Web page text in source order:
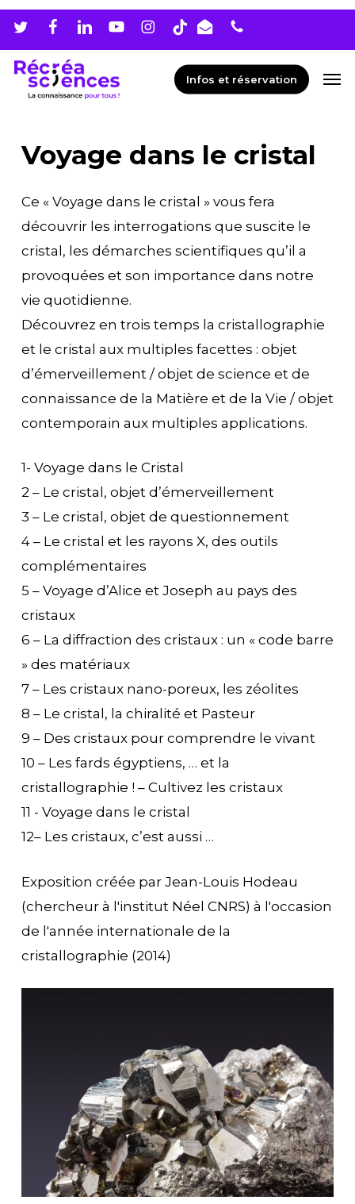
Skip
main
content
Infos et réservation
Voyage dans le cristal
Ce « Voyage dans le cristal » vous fera
découvrir les interrogations que suscite le
cristal, les démarches scientifiques qu’il a
provoquées et son importance dans notre
vie quotidienne.
Découvrez en trois temps la cristallographie
et le cristal aux multiples facettes : objet
d’émerveillement / objet de science et de
connaissance de la Matière et de la Vie / objet
contemporain aux multiples applications.
1- Voyage dans le Cristal
2 – Le cristal, objet d’émerveillement
3 – Le cristal, objet de questionnement
4 – Le cristal et les rayons X, des outils
complémentaires
5 – Voyage d’Alice et Joseph au pays des
cristaux
6 – La diffraction des cristaux : un « code barre
» des matériaux
7 – Les cristaux nano-poreux, les zéolites
8 – Le cristal, la chiralité et Pasteur
9 – Des cristaux pour comprendre le vivant
10 – Les fards égyptiens, … et la
cristallographie ! – Cultivez les cristaux
11 - Voyage dans le cristal
12– Les cristaux, c’est aussi …
Exposition créée par Jean-Louis Hodeau
(chercheur à l'institut Néel CNRS) à l'occasion
de l'année internationale de la
cristallographie (2014)
Menu